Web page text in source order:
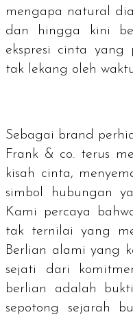
mengapa natural
dan hingga kini
ekspresi cinta
tak lekang oleh
Sebagai brand
Frank & co. terus
kisah cinta,
simbol hubungan
Kami percaya
tak ternilai yang
Berlian alami yang
sejati dari
berlian adalah
sepotong sejarah